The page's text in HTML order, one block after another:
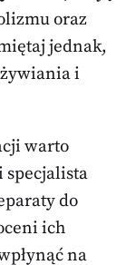
oraz
jednak,
i
warto
specjalista
do
ich
na